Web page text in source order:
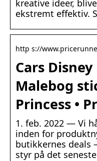
kreative ideer,
ekstremt effektiv.
http s://
Cars
Malebog
Princess •
1. feb. 2022 — Vi
inden for
butikkernes deals
styr på det